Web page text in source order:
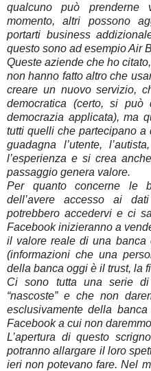
qualcuno può prenderne
momento, altri possono
portarti business
questo sono ad esempio Air
Queste aziende che ho
non hanno fatto altro che
creare un nuovo servizio,
democratica (certo, si può
democrazia applicata), ma
tutti quelli che partecipano
guadagna l’utente,
l’esperienza e si crea
passaggio genera valore.
Per quanto concerne le
dell’avere accesso ai
potrebbero accedervi e ci
Facebook inizieranno a
il valore reale di una banca
(informazioni che una
della banca oggi è il trust, la
Ci sono tutta una serie di
“nascoste” e che non
esclusivamente della
Facebook a cui non
L’apertura di questo
potranno allargare il loro
ieri non potevano fare. Nel